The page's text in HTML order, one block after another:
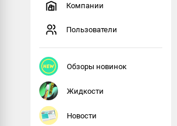
Компании
Пользователи
Обзоры новинок
Жидкости
Новости